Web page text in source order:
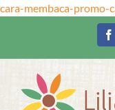
cara-membaca-promo-